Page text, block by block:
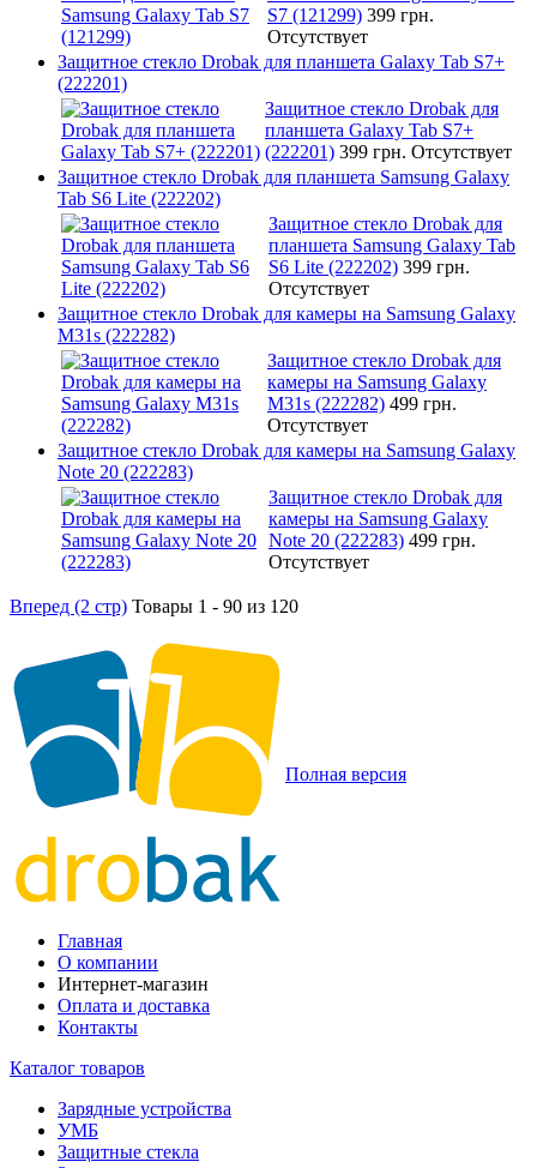
S7 (121299) 399 грн.
Отсутствует
Защитное стекло Drobak для планшета Galaxy Tab S7+
(222201)
Защитное стекло Drobak для
планшета Galaxy Tab S7+
(222201) 399 грн. Отсутствует
Защитное стекло Drobak для планшета Samsung Galaxy
Tab S6 Lite (222202)
Защитное стекло Drobak для
планшета Samsung Galaxy Tab
S6 Lite (222202) 399 грн.
Отсутствует
Защитное стекло Drobak для камеры на Samsung Galaxy
M31s (222282)
Защитное стекло Drobak для
камеры на Samsung Galaxy
M31s (222282) 499 грн.
Отсутствует
Защитное стекло Drobak для камеры на Samsung Galaxy
Note 20 (222283)
Защитное стекло Drobak для
камеры на Samsung Galaxy
Note 20 (222283) 499 грн.
Отсутствует
Вперед (2 стр) Товары 1 - 90 из 120
Полная версия
Главная
О компании
Интернет-магазин
Оплата и доставка
Контакты
Каталог товаров
Зарядные устройства
УМБ
Защитные стекла